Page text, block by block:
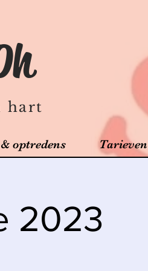
hart
optredens Tarieven
2023